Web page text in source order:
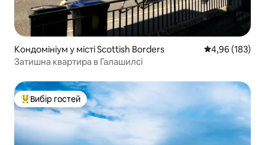
Кондомініум у місті Scottish Borders Середня
4,96 (183)
Затишна квартира в Галашилсі
Топ вибір гостей
Вибір гостей